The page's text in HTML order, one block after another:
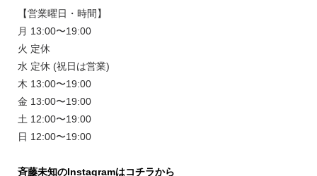
【営業曜日・時間】
月 13:00〜19:00
火 定休
水 定休 (祝日は営業)
木 13:00〜19:00
金 13:00〜19:00
土 12:00〜19:00
日 12:00〜19:00
斉藤未知のInstagramはコチラから